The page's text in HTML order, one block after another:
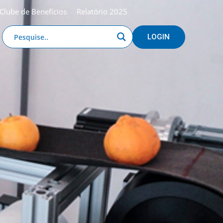
Clube de Benefícios Relatório 2025
LOGIN